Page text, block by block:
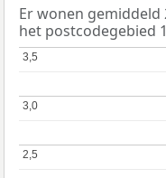
Er wonen
het postcodegebied
2,5
2,5
3,0
3,0
3,5
3,5